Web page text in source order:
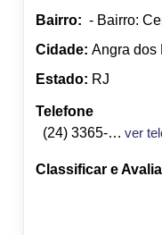
Bairro: - Bairro:
Cidade: Angra dos
Estado: RJ
Telefone
(24) 3365-1899
ver
Classificar e